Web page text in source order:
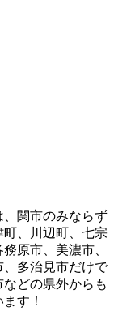
関市のみならず
町、川辺町、七宗
原市、美濃市、
多治見市だけで
どの県外からも
す！